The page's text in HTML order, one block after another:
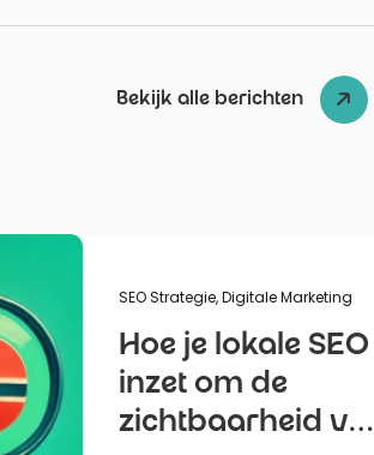
Bekijk alle berichten
SEO Strategie,Digitale Marketing
Hoe je lokale SEO
inzet om de
zichtbaarheid van